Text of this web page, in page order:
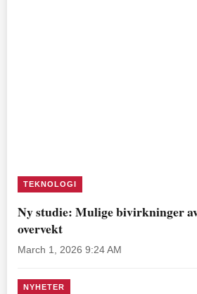
TEKNOLOGI
Ny studie: Mulige bivirkninger
overvekt
March 1, 2026 9:24 AM
NYHETER